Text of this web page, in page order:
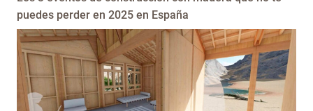
puedes perder en 2025 en España